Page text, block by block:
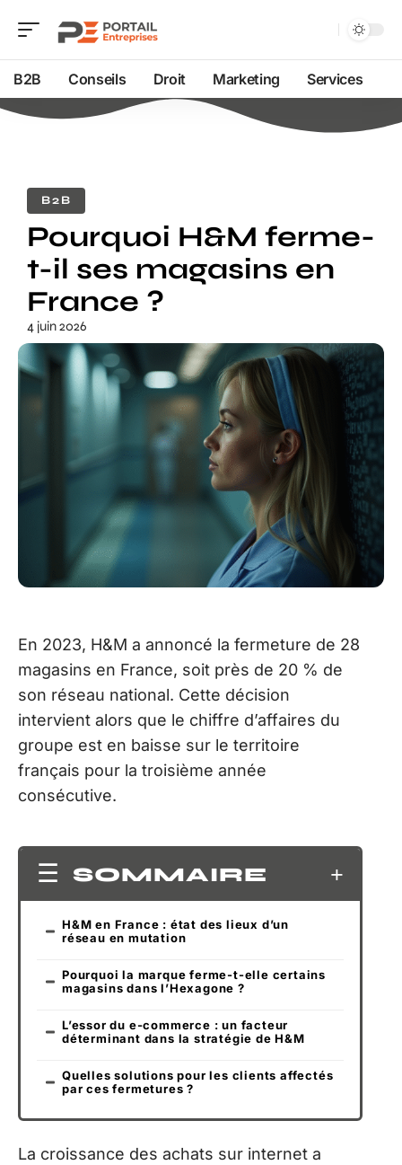
B2B Conseils Droit Marketing Services
B2B
Pourquoi H&M ferme-
t-il ses magasins en
France ?
4 juin 2026
En 2023, H&M a annoncé la fermeture de 28
magasins en France, soit près de 20 % de
son réseau national. Cette décision
intervient alors que le chiffre d’affaires du
groupe est en baisse sur le territoire
français pour la troisième année
consécutive.
SOMMAIRE
H&M en France : état des lieux d’un
réseau en mutation
Pourquoi la marque ferme-t-elle certains
magasins dans l’Hexagone ?
L’essor du e-commerce : un facteur
déterminant dans la stratégie de H&M
Quelles solutions pour les clients affectés
par ces fermetures ?
La croissance des achats sur internet a